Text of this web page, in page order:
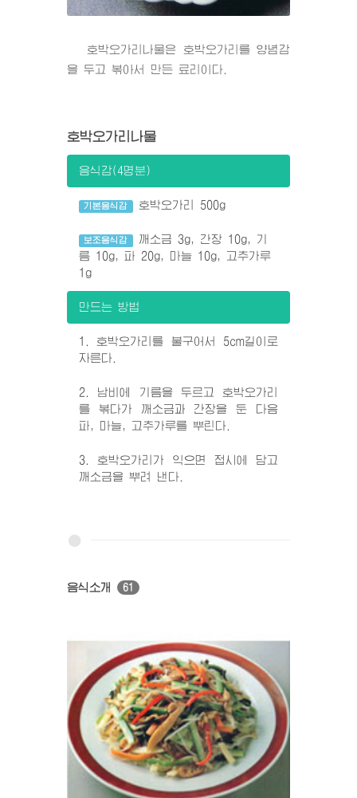
호박오가리나물은 호박오가리를 양념감
을 두고 볶아서 만든 료리이다.
호박오가리나물
음식감(4명분)
기본음식감 호박오가리 500g
보조음식감
깨소금 3g, 간장 10g, 기
름 10g, 파 20g, 마늘 10g, 고추가루
1g
만드는 방법
1. 호박오가리를 불구어서 5cm길이로
자른다.
2. 남비에 기름을 두르고 호박오가리
를 볶다가 깨소금과 간장을 둔 다음
파, 마늘, 고추가루를 뿌린다.
3. 호박오가리가 익으면 접시에 담고
깨소금을 뿌려 낸다.
음식소개 61